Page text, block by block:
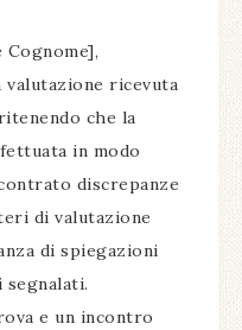
ricevuta
che la
in modo
discrepanze
di valutazione
di spiegazioni
e un incontro